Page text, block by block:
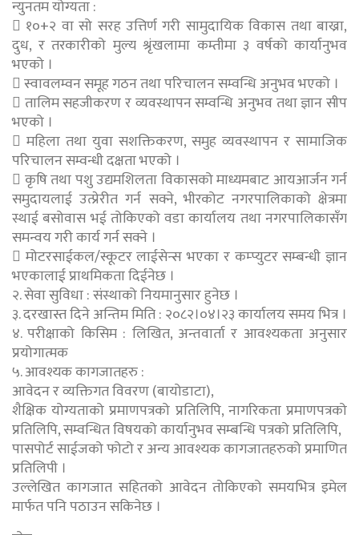
न्युनतम योग्यता :
 १०+२ वा सो सरह उत्तिर्ण गरी सामुदायिक विकास तथा बाख्रा,
दुध, र तरकारीको मुल्य श्रृंखलामा कम्तीमा ३ वर्षको कार्यानुभव
भएको ।
 स्वावलम्वन समूह गठन तथा परिचालन सम्वन्धि अनुभव भएको ।
 तालिम सहजीकरण र व्यवस्थापन सम्वन्धि अनुभव तथा ज्ञान सीप
भएको ।
 महिला तथा युवा सशक्तिकरण, समुह व्यवस्थापन र सामाजिक
परिचालन सम्वन्धी दक्षता भएको ।
 कृषि तथा पशु उद्यमशिलता विकासको माध्यमबाट आयआर्जन गर्न
समुदायलाई उत्प्रेरीत गर्न सक्ने, भीरकोट नगरपालिकाको क्षेत्रमा
स्थाई बसोवास भई तोकिएको वडा कार्यालय तथा नगरपालिकासँग
समन्वय गरी कार्य गर्न सक्ने ।
 मोटरसाईकल/स्कूटर लाईसेन्स भएका र कम्प्युटर सम्बन्धी ज्ञान
भएकालाई प्राथमिकता दिईनेछ ।
२. सेवा सुविधा : संस्थाको नियमानुसार हुनेछ ।
३. दरखास्त दिने अन्तिम मिति : २०८२।०४।२३ कार्यालय समय भित्र ।
४. परीक्षाको किसिम : लिखित, अन्तवार्ता र आवश्यकता अनुसार
प्रयोगात्मक
५. आवश्यक कागजातहरु :
आवेदन र व्यक्तिगत विवरण (बायोडाटा),
शैक्षिक योग्यताको प्रमाणपत्रको प्रतिलिपि, नागरिकता प्रमाणपत्रको
प्रतिलिपि, सम्वन्धित विषयको कार्यानुभव सम्बन्धि पत्रको प्रतिलिपि,
पासपोर्ट साईजको फोटो र अन्य आवश्यक कागजातहरुको प्रमाणित
प्रतिलिपी ।
उल्लेखित कागजात सहितको आवेदन तोकिएको समयभित्र इमेल
मार्फत पनि पठाउन सकिनेछ ।